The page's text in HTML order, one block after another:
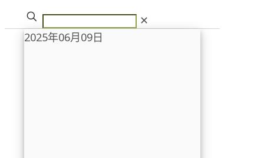
✕
2025年06月09日